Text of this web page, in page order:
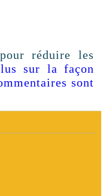
réduire les
sur la façon
sont